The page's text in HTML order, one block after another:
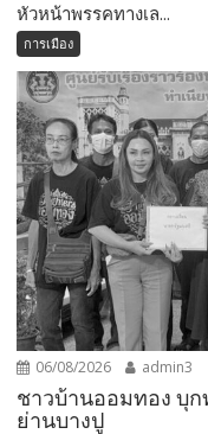
หัวหน้าพรรคทางเล...
การเมือง
06/08/2026 admin3
ชาวบ้านออมทอง บุ
ย่านบางปู